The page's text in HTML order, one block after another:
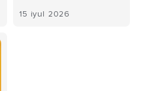
15 iyul 2026